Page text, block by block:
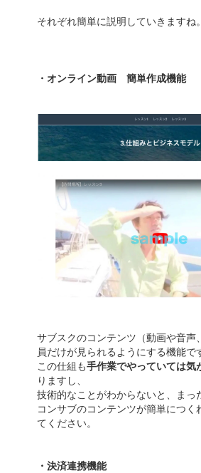
それぞれ簡単に説明していきますね。
・オンライン動画 簡単作成機能
サブスクのコンテンツ（動画や音声
員だけが見られるようにする機能で
この仕組も手作業でやっていては気
りますし、
技術的なことがわからないと、まっ
コンサブのコンテンツが簡単につく
てください。
・決済連携機能